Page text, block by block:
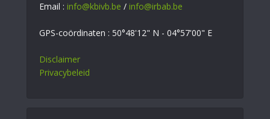
Email : info@kbivb.be / info@irbab.be
GPS-coördinaten : 50°48'12" N - 04°57'00" E
Disclaimer
Privacybeleid